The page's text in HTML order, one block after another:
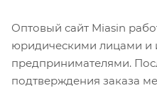
Оптовый сайт Miasin
юридическими лицами и
предпринимателями.
подтверждения заказа